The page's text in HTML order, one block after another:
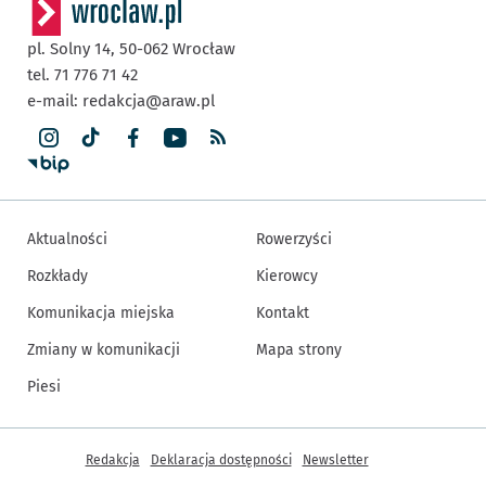
pl. Solny 14, 50-062 Wrocław
tel. 71 776 71 42
e-mail: redakcja@araw.pl
Aktualności
Rozkłady
Komunikacja miejska
Zmiany w komunikacji
Piesi
Rowerzyści
Kierowcy
Kontakt
Mapa strony
Inne informacje
Redakcja Deklaracja dostępności Newsletter